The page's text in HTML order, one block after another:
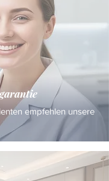
empfehlen unsere